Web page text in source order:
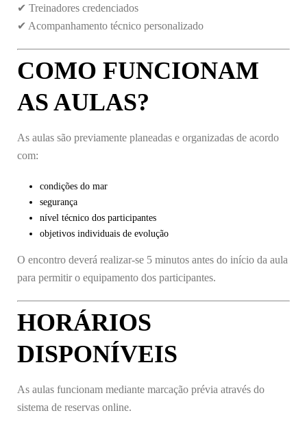
✔ Treinadores credenciados
✔ Acompanhamento técnico personalizado
COMO FUNCIONAM
AS AULAS?
As aulas são previamente planeadas e organizadas de acordo
com:
condições do mar
segurança
nível técnico dos participantes
objetivos individuais de evolução
O encontro deverá realizar-se 5 minutos antes do início da aula
para permitir o equipamento dos participantes.
HORÁRIOS
DISPONÍVEIS
As aulas funcionam mediante marcação prévia através do
sistema de reservas online.